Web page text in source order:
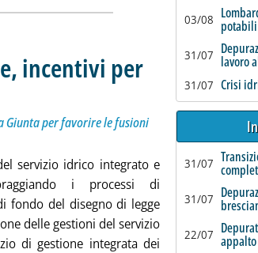
incentivi per
consiliare disegno di legge della Giunta per favorire le fusioni
Giunta per favorire le fusioni
servizio idrico integrato e
i processi di
fondo del disegno di legge
delle gestioni del servizio
di gestione integrata dei
03/08 potabili
31/07 lavoro
31/07 Crisi
31/07
31/07
22/07